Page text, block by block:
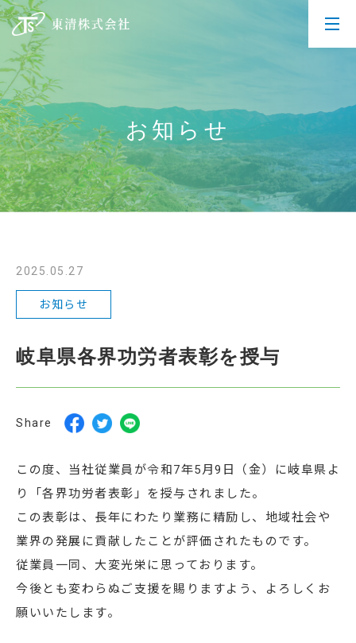
お知らせ
2025.05.27
お知らせ
岐阜県各界功労者表彰を授与
Share
この度、当社従業員が令和7年5月9日（金）に岐阜県よ
り「各界功労者表彰」を授与されました。
この表彰は、長年にわたり業務に精励し、地域社会や
業界の発展に貢献したことが評価されたものです。
従業員一同、大変光栄に思っております。
今後とも変わらぬご支援を賜りますよう、よろしくお
願いいたします。